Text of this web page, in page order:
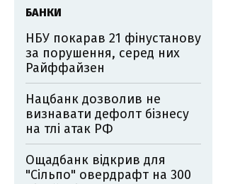
БАНКИ
НБУ покарав 21 фінустанову
за порушення, серед них
Райффайзен
Нацбанк дозволив не
визнавати дефолт бізнесу
на тлі атак РФ
Ощадбанк відкрив для
"Сільпо" овердрафт на 300